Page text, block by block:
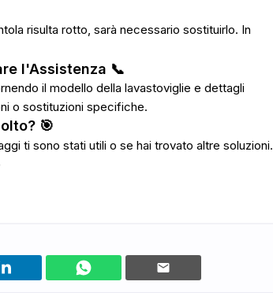
ADS
risulta rotto, sarà necessario sostituirlo. In
l'Assistenza 📞
il modello della lavastoviglie e dettagli
o sostituzioni specifiche.
🎯
ti sono stati utili o se hai trovato altre soluzioni.